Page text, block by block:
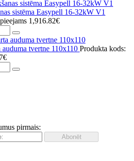
sistēma Easypell 16-32kW V1
1,916.82€
tvertne 110x110 Produkta kods:
pirmais: